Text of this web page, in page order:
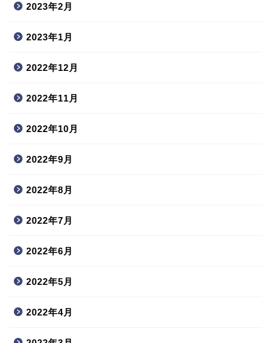
2023年2月
2023年1月
2022年12月
2022年11月
2022年10月
2022年9月
2022年8月
2022年7月
2022年6月
2022年5月
2022年4月